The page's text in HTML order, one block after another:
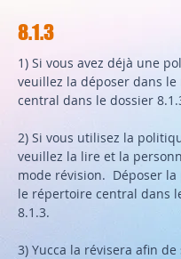
8.1.3
1) Si vous avez déjà une
veuillez la déposer dans
central dans le dossier
2) Si vous utilisez la
veuillez la lire et la
mode révision. Déposer
le répertoire central dans
8.1.3.
3) Yucca la révisera afin